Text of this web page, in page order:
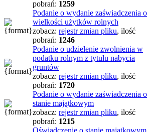
pobrań: 1259
Podanie o wydanie zaświadczenia o
wielkości użytków rolnych
zobacz: rejestr zmian pliku, ilość
pobrań: 1246
Podanie o udzielenie zwolnienia w
podatku rolnym z tytułu nabycia
gruntów
zobacz: rejestr zmian pliku, ilość
pobrań: 1720
Podanie o wydanie zaświadczenia o
stanie majątkowym
zobacz: rejestr zmian pliku, ilość
pobrań: 1215
Oświadczenie o stanie majątkowym